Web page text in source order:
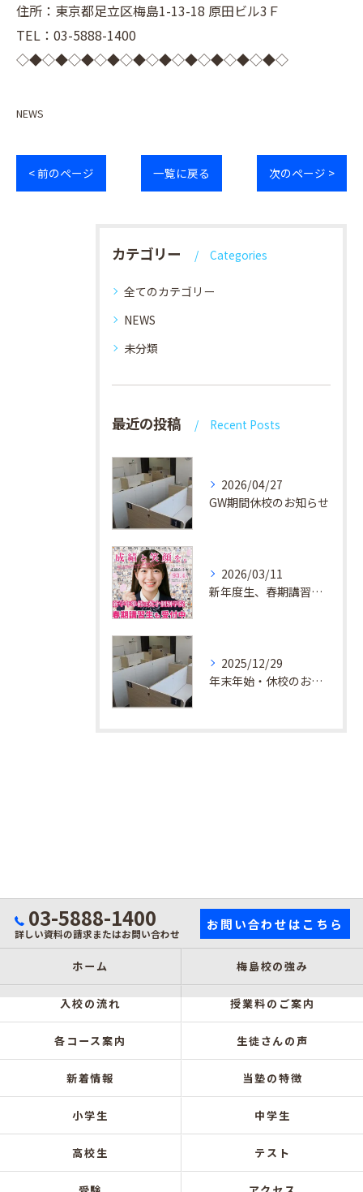
住所：東京都足立区梅島1-13-18 原田ビル3Ｆ
TEL：03-5888-1400
◇◆◇◆◇◆◇◆◇◆◇◆◇◆◇◆◇◆◇◆◇
NEWS
< 前のページ 一覧に戻る 次のページ >
カテゴリー Categories
全てのカテゴリー
NEWS
未分類
最近の投稿 Recent Posts
2026/04/27
GW期間休校のお知らせ
2026/03/11
新年度生、春期講習生 受付中！
2025/12/29
年末年始・休校のお知らせ
03-5888-1400
詳しい資料の請求またはお問い合わせ
お問い合わせはこちら
ホーム 梅島校の強み
入校の流れ 授業料のご案内
各コース案内 生徒さんの声
新着情報 当塾の特徴
小学生 中学生
高校生 テスト